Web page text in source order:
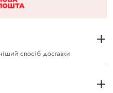
спосіб доставки